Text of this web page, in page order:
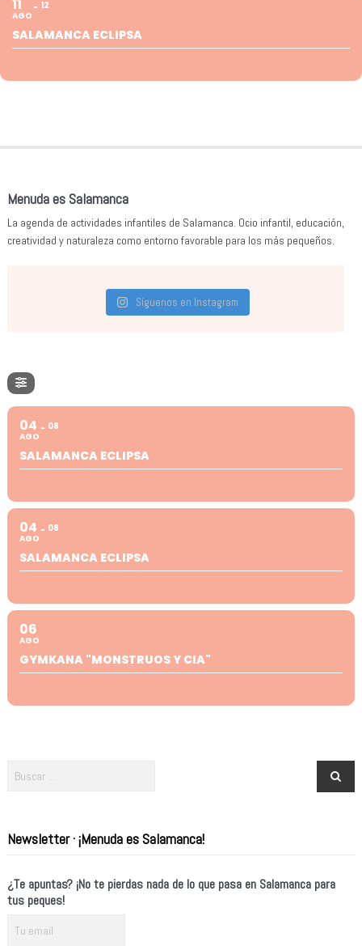
11
AGO
12
SALAMANCA ECLIPSA
Menuda es Salamanca
La agenda de actividades infantiles de Salamanca. Ocio infantil, educación,
creatividad y naturaleza como entorno favorable para los más pequeños.
Síguenos en Instagram
04
AGO
08
SALAMANCA ECLIPSA
04
AGO
08
SALAMANCA ECLIPSA
06
AGO
GYMKANA "MONSTRUOS Y CIA"
Newsletter · ¡Menuda es Salamanca!
¿Te apuntas? ¡No te pierdas nada de lo que pasa en Salamanca para
tus peques!